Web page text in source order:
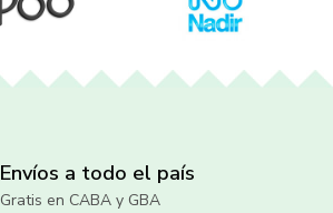
Envíos a todo el país
Gratis en CABA y GBA